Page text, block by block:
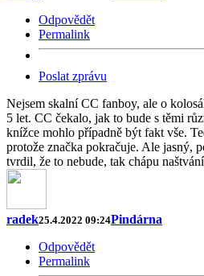
Odpovědět
Permalink
Poslat zprávu
Nejsem skalní CC fanboy, ale o
5 let. CC čekalo, jak to bude s těmi
knížce mohlo případně být fakt vše.
protože značka pokračuje. Ale jasný,
tvrdil, že to nebude, tak chápu
radek25.4.2022 09:24Pindárna
Odpovědět
Permalink